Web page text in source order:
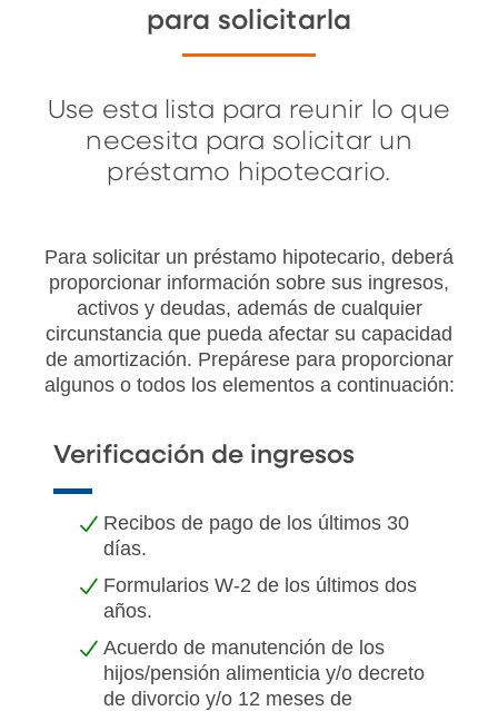
para solicitarla
Use esta lista para reunir lo que
necesita para solicitar un
préstamo hipotecario.
Para solicitar un préstamo hipotecario, deberá
proporcionar información sobre sus ingresos,
activos y deudas, además de cualquier
circunstancia que pueda afectar su capacidad
de amortización. Prepárese para proporcionar
algunos o todos los elementos a continuación:
Verificación de ingresos
Recibos de pago de los últimos 30
días.
Formularios W-2 de los últimos dos
años.
Acuerdo de manutención de los
hijos/pensión alimenticia y/o decreto
de divorcio y/o 12 meses de